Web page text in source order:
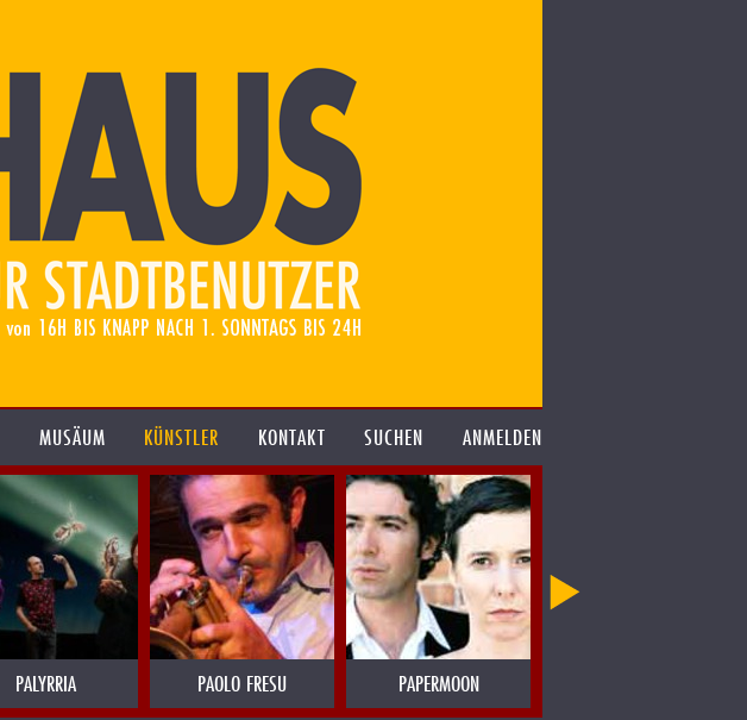
MUSÄUM KÜNSTLER KONTAKT SUCHEN ANMELDEN
PALYRRIA PAOLO FRESU PAPERMOON